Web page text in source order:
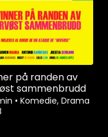
på randen av
sammenbrudd
• Komedie, Drama